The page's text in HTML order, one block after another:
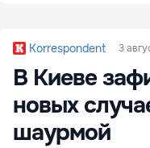
Korrespondent 3
В Киеве
новых
шаурмой